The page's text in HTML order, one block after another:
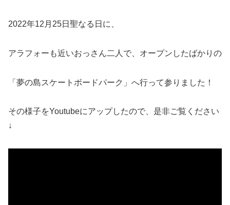
2022年12月25日聖なる日に、
アラフォーも近いおっさん二人で、オープンしたばかりの
「夢の島スケートボードパーク」へ行って参りました！
その様子をYoutubeにアップしたので、是非ご覧ください
↓